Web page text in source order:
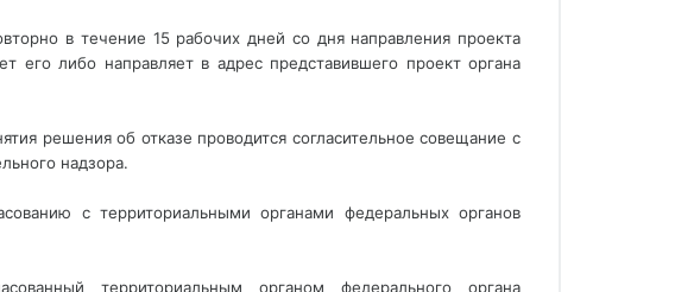
в течение 15 рабочих дней со дня направления проекта
его либо направляет в адрес представившего проект органа
решения об отказе проводится согласительное совещание с
надзора.
с территориальными органами федеральных органов
территориальным органом федерального органа